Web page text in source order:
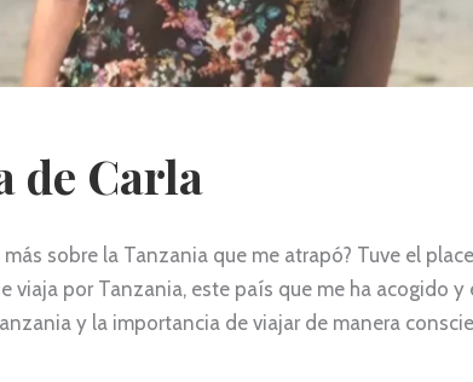
de Carla
sobre la Tanzania que me atrapó? Tuve el
viaja por Tanzania, este país que me ha acogido y
y la importancia de viajar de manera